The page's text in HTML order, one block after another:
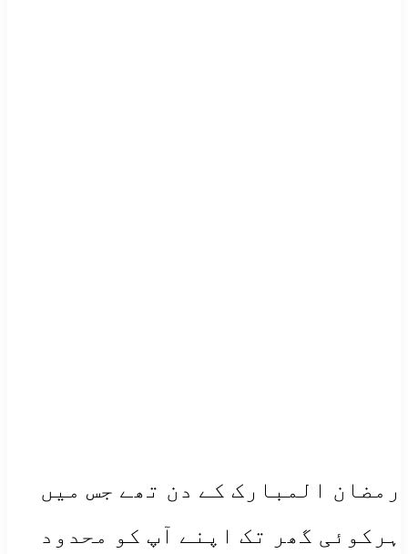
رمضان المبارک کے دن تھے جس میں
ہرکوئی گھر تک اپنے آپ کو محدود